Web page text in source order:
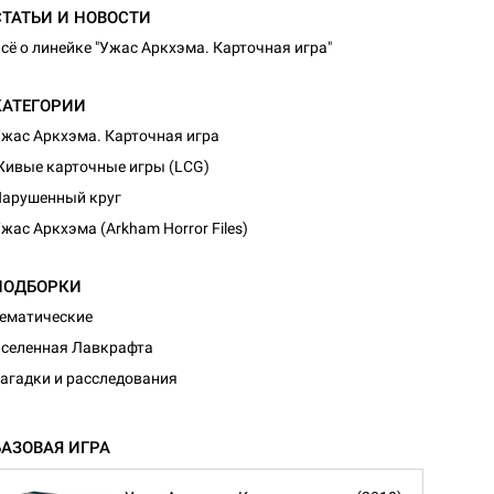
И НОВОСТИ
о линейке "Ужас Аркхэма. Карточная игра"
Аркхэма. Карточная игра
карточные игры (LCG)
круг
Аркхэма (Arkham Horror Files)
Лавкрафта
и расследования
ИГРА